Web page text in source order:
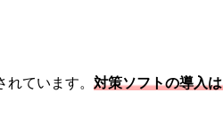
ています。 対策ソフトの導入